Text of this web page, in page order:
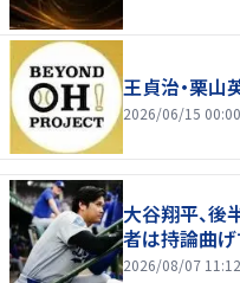
王貞治・栗山
2026/06/15 00:00
大谷翔平、後
者は持論曲
2026/08/07 11:12